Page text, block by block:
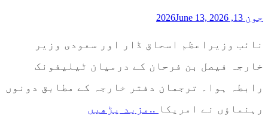
جون 13, 2026 June 13, 2026
نائب وزیراعظم اسحاق ڈار اور سعودی وزیر
خارجہ فیصل بن فرحان کے درمیان ٹیلیفونک
رابطہ ہوا۔ ترجمان دفتر خارجہ کے مطابق دونوں
رہنماؤں نے امریکا ..مزید پڑھیں